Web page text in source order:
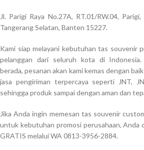
Jl. Parigi Raya No.27A, RT.01/RW.04,
Tangerang Selatan, Banten 15227.
Kami siap melayani kebutuhan tas souvenir
pelanggan dari seluruh kota di Indonesia.
berada, pesanan akan kami kemas dengan
jasa pengiriman terpercaya seperti JNT,
sehingga produk sampai dengan aman dan
Jika Anda ingin memesan tas souvenir
untuk kebutuhan promosi perusahaan, Anda
GRATIS melalui WA 0813-3956-2884.